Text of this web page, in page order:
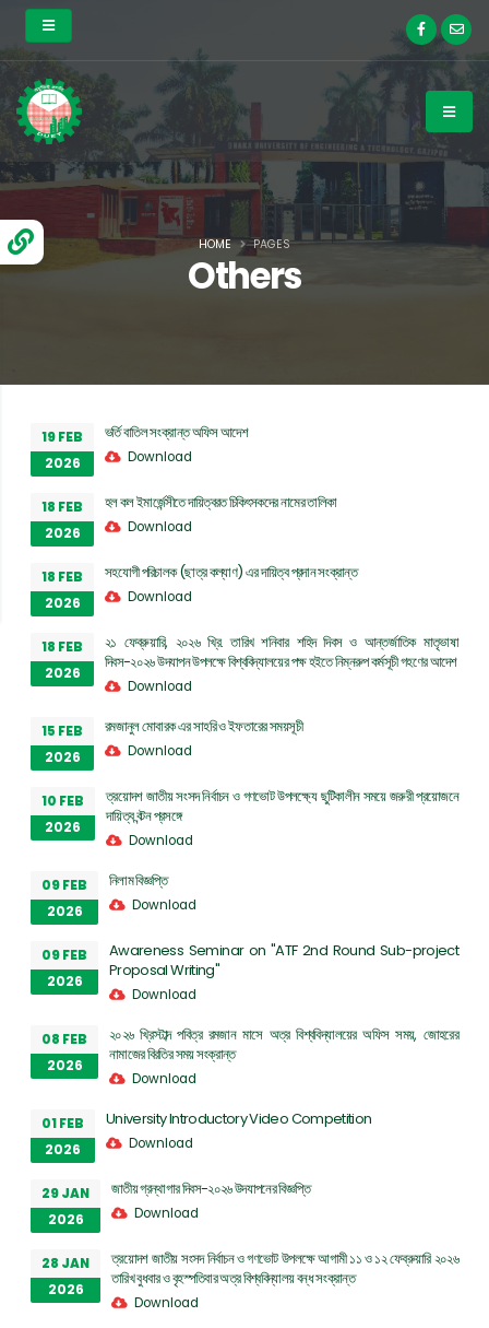
Others
HOME PAGES
19 FEB
2026
ভর্তি বাতিল সংক্রান্ত অফিস আদেশ
Download
18 FEB
2026
হল কল ইমার্জেন্সীতে দায়িত্বরত চিকিৎসকদের নামের তালিকা
Download
18 FEB
2026
সহযোগী পরিচালক (ছাত্র কল্যাণ) এর দায়িত্ব প্রদান সংক্রান্ত
Download
18 FEB
2026
২১ ফেব্রুয়ারি, ২০২৬ খ্রি. তারিখ শনিবার শহিদ দিবস ও আন্তর্জাতিক মাতৃভাষা
দিবস-২০২৬ উদযাপন উপলক্ষে বিশ্ববিদ্যালয়ের পক্ষ হইতে নিম্নরুপ কর্মসূচী গহণের আদেশ
Download
15 FEB
2026
রমজানুল মোবারক এর সাহরি ও ইফতারের সময়সূচী
Download
10 FEB
2026
ত্রয়োদশ জাতীয় সংসদ নির্বাচন ও গণভোট উপলক্ষ্যে ছুটিকালীন সময়ে জরুরী প্রয়োজনে
দায়িত্ব বন্টন প্রসঙ্গে
Download
09 FEB
2026
নিলাম বিজ্ঞপ্তি
Download
09 FEB
2026
Awareness Seminar on "ATF 2nd Round Sub-project
Proposal Writing"
Download
08 FEB
2026
২০২৬ খ্রিস্টাব্দ পবিত্র রমজান মাসে অত্র বিশ্ববিদ্যালয়ের অফিস সময়, জোহরের
নামাজের বিরতির সময় সংক্রান্ত
Download
01 FEB
2026
University Introductory Video Competition
Download
29 JAN
2026
জাতীয় গ্রন্থাগার দিবস-২০২৬ উদযাপনের বিজ্ঞপ্তি
Download
28 JAN
2026
ত্রয়োদশ জাতীয় সংসদ নির্বাচন ও গণভোট উপলক্ষে আগামী ১১ ও ১২ ফেব্রুয়ারি ২০২৬
তারিখ বুধবার ও বৃহস্পতিবার অত্র বিশ্ববিদ্যালয় বন্ধ সংক্রান্ত
Download